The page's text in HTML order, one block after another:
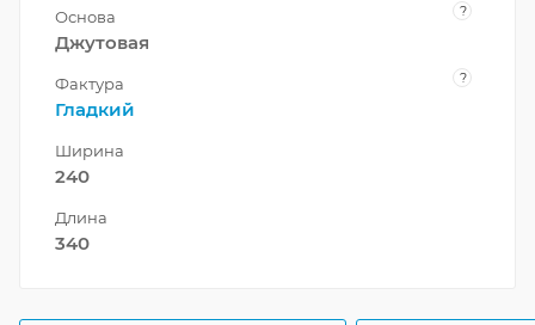
Основа ?
Джутовая
Фактура ?
Гладкий
Ширина
240
Длина
340